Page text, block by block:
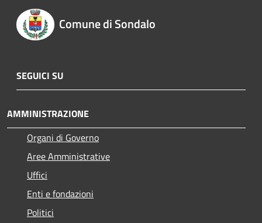
Comune di Sondalo
SEGUICI SU
AMMINISTRAZIONE
Organi di Governo
Aree Amministrative
Uffici
Enti e fondazioni
Politici